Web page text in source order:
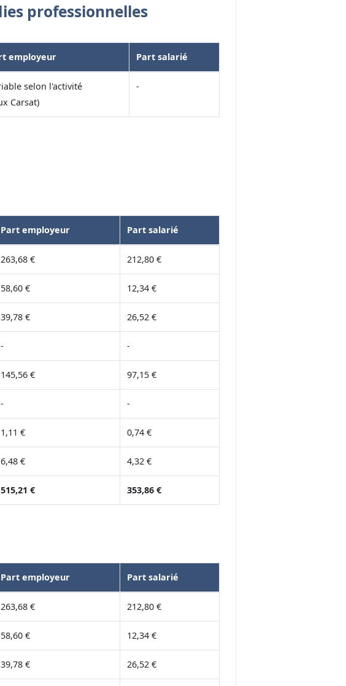
professionnelles
employeur Part salarié
selon l'activité
Carsat)
-
Part employeur Part salarié
263,68 € 212,80 €
58,60 € 12,34 €
39,78 € 26,52 €
- -
145,56 € 97,15 €
- -
1,11 € 0,74 €
6,48 € 4,32 €
515,21 € 353,86 €
Part employeur Part salarié
263,68 € 212,80 €
58,60 € 12,34 €
39,78 € 26,52 €